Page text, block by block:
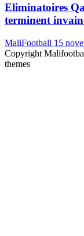
Eliminatoires
terminent
MaliFootball 15
Copyright
themes